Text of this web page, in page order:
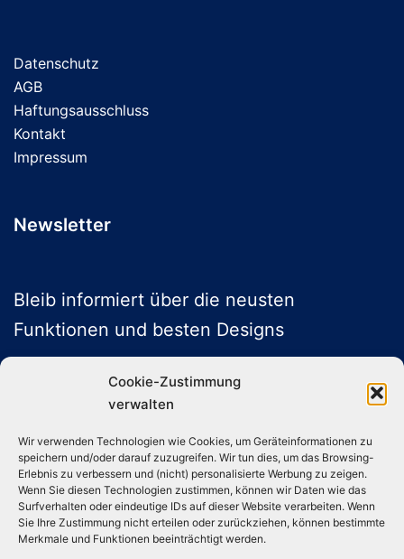
Cookie-Zustimmung
verwalten
Wir verwenden Technologien wie Cookies, um Geräteinformationen zu
speichern und/oder darauf zuzugreifen. Wir tun dies, um das Browsing-
Erlebnis zu verbessern und (nicht) personalisierte Werbung zu zeigen.
Wenn Sie diesen Technologien zustimmen, können wir Daten wie das
Surfverhalten oder eindeutige IDs auf dieser Website verarbeiten. Wenn
Sie Ihre Zustimmung nicht erteilen oder zurückziehen, können bestimmte
Merkmale und Funktionen beeinträchtigt werden.
Datenschutz
AGB
Haftungsausschluss
Kontakt
Impressum
Newsletter
Bleib informiert über die neusten
Funktionen und besten Designs
ABONNIEREN
Folge uns auf Social Media